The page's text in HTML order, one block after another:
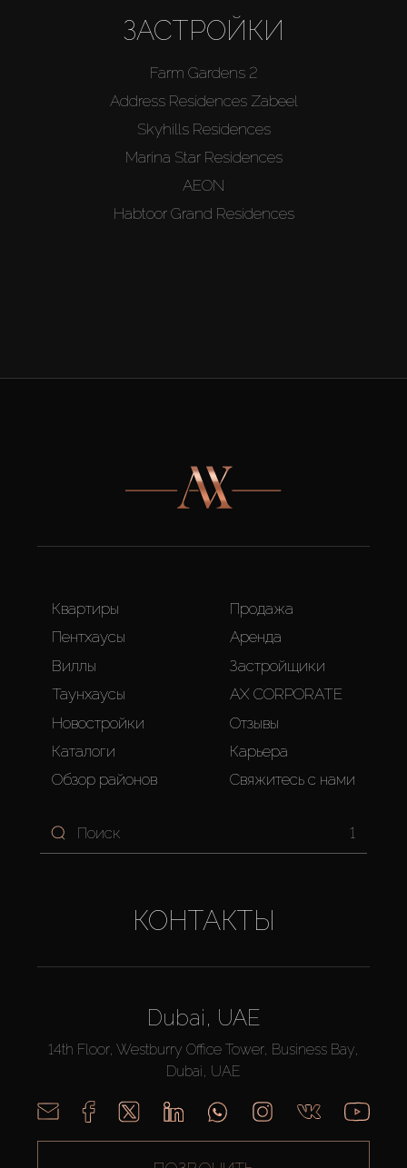
ЗАСТРОЙКИ
Farm Gardens 2
Address Residences Zabeel
Skyhills Residences
Marina Star Residences
AEON
Habtoor Grand Residences
Квартиры
Пентхаусы
Виллы
Таунхаусы
Новостройки
Каталоги
Обзор районов
Продажа
Аренда
Застройщики
AX CORPORATE
Отзывы
Карьера
Свяжитесь с нами
1
КОНТАКТЫ
Dubai, UAE
14th Floor, Westburry Office Tower, Business Bay,
Dubai, UAE